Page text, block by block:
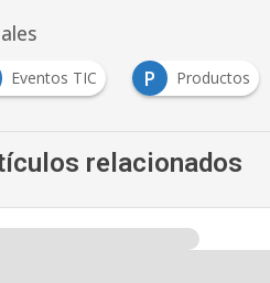
Eventos TIC P Productos
relacionados